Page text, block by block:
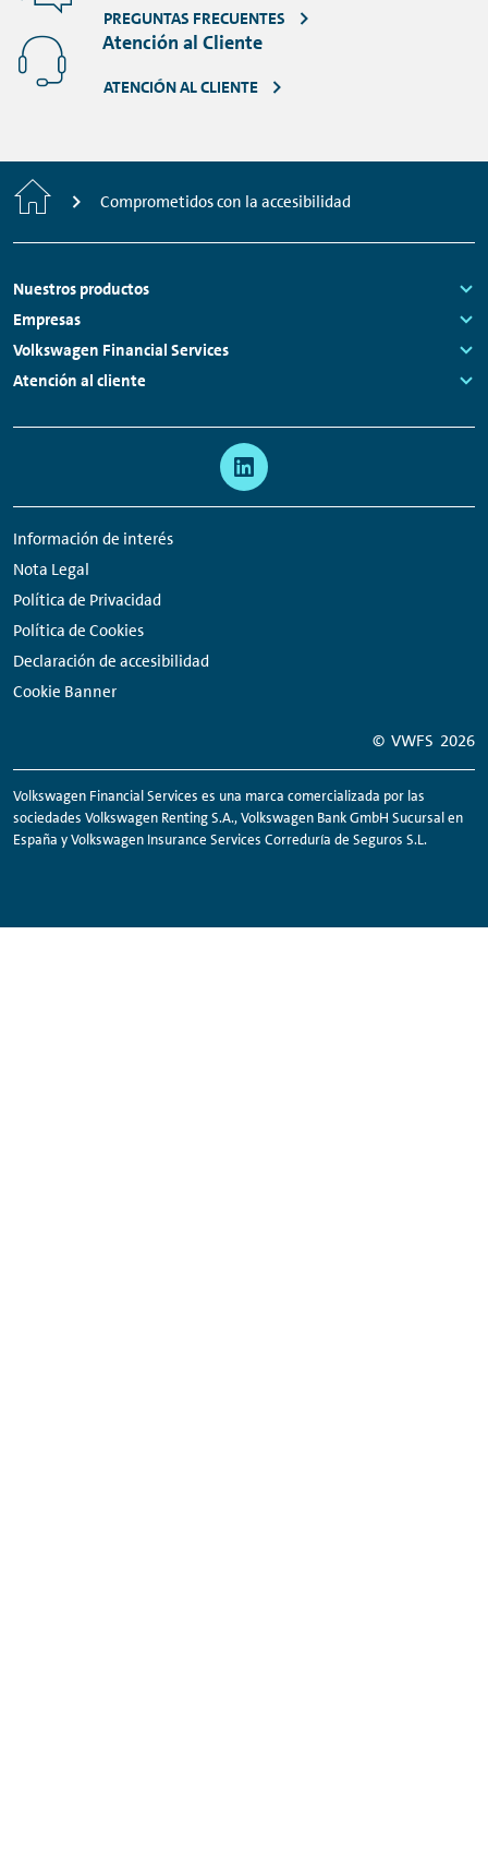
PREGUNTAS FRECUENTES
Atención al Cliente
ATENCIÓN AL CLIENTE
Inicio Comprometidos con la accesibilidad
Footer
Nuestros productos
Links:
Empresas
Links:
Volkswagen Financial Services
Links:
Atención al cliente
Información de interés
Nota Legal
Política de Privacidad
Política de Cookies
Declaración de accesibilidad
Cookie Banner
redes
sociales
© VWFS 2026
Volkswagen Financial Services es una marca comercializada por las
sociedades Volkswagen RentingS.A., Volkswagen Bank GmbH Sucursal en
España y Volkswagen Insurance Services Correduría de Seguros S.L.